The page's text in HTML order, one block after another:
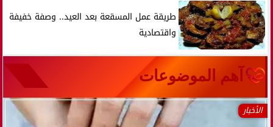
طريقة عمل المسقعة بعد العيد.. وصفة خفيفة
واقتصادية
آهم الموضوعات
الأخبار